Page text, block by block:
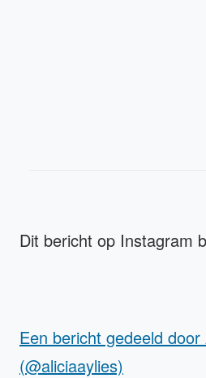
Dit bericht op Instagram
Een bericht gedeeld door
(@aliciaaylies)